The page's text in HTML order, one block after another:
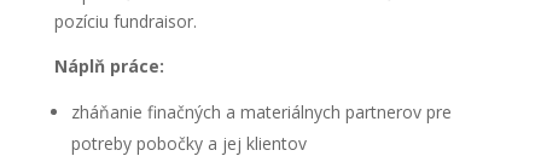
pozíciu fundraisor.
Náplň práce:
zháňanie finačných a materiálnych partnerov pre
potreby pobočky a jej klientov